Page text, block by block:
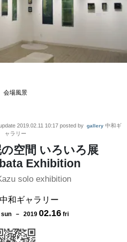
会場風景
2019.02.11 10:17 posted by gallery 中和ギ
ャラリー
空間 いろいろ展
Exhibition
solo exhibition
中和ギャラリー
sun － 2019 02.16 fri